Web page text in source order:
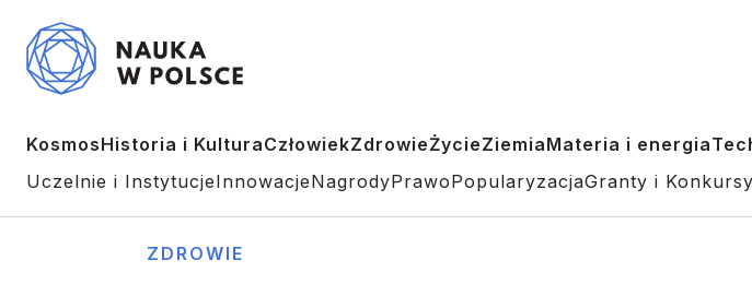
KosmosHistoria i KulturaCzłowiekZdrowieŻycieZiemiaMateria i energia
Uczelnie i InstytucjeInnowacjeNagrodyPrawoPopularyzacjaGranty i Konkursy
ZDROWIE